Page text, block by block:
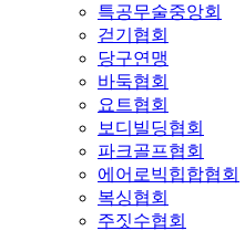
특공무술중앙회
걷기협회
당구연맹
바둑협회
요트협회
보디빌딩협회
파크골프협회
에어로빅힙합협회
복싱협회
주짓수협회